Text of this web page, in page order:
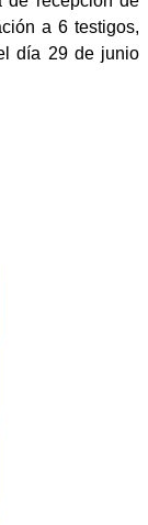
a 6 testigos,
día 29 de junio